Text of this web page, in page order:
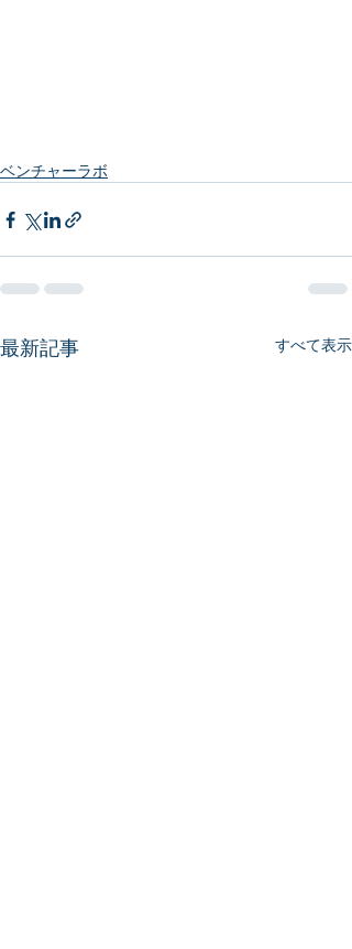
ベンチャーラボ
最新記事 すべて表示